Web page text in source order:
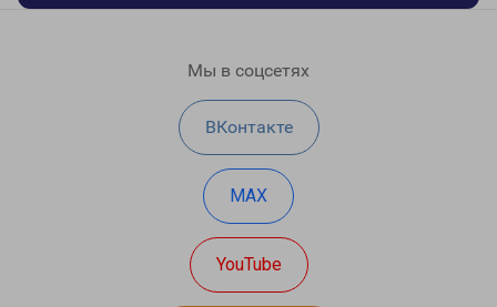
Мы в соцсетях
ВКонтакте
MAX
YouTube